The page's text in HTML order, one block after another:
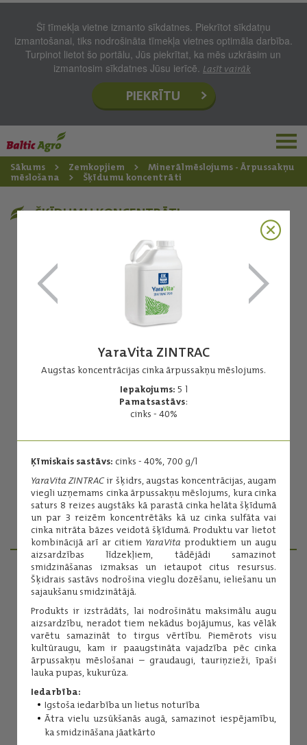
Šī tīmekļa vietne izmanto sīkdatnes. Piekrītot sīkdatņu
izmantošanai, tiks nodrošināta tīmekļa vietnes optimāla darbība.
Turpinot lietot šo portālu, Jūs piekrītat, ka mēs uzkrāsim un
izmantosim sīkdatnes Jūsu ierīcē. Lasīt vairāk
PIEKRĪTU
Sākums Zemkopjiem
Minerālmēslojums - Ārpussakņu
mēslošana
Šķīdumu koncentrāti
YaraVita ZINTRAC
Augstas koncentrācijas cinka ārpussakņu mēslojums.
Iepakojums: 5 l
Pamatsastāvs:
cinks - 40%
Ķīmiskais sastāvs: cinks - 40%, 700 g/l
YaraVita ZINTRACir šķidrs, augstas koncentrācijas, augam
viegli uzņemams cinka ārpussakņu mēslojums, kura cinka
saturs 8 reizes augstāks kā parastā cinka helāta šķīdumā
un par 3 reizēm koncentrētāks kā uz cinka sulfāta vai
cinka nitrāta bāzes veidotā šķīdumā. Produktu var lietot
kombinācijā arī ar citiem YaraVitaproduktiem un augu
aizsardzības līdzekļiem, tādējādi samazinot
smidzināšanas izmaksas un ietaupot citus resursus.
Šķidrais sastāvs nodrošina vieglu dozēšanu, ieliešanu un
sajaukšanu smidzinātājā.
Produkts ir izstrādāts, lai nodrošinātu maksimālu augu
aizsardzību, neradot tiem nekādus bojājumus, kas vēlāk
varētu samazināt to tirgus vērtību. Piemērots visu
kultūraugu, kam ir paaugstināta vajadzība pēc cinka
ārpussakņu mēslošanai – graudaugi, tauriņzieži, īpaši
lauka pupas, kukurūza.
Iedarbība:
Igstoša iedarbība un lietus noturība
Ātra vielu uzsūkšanās augā, samazinot iespējamību,
ka smidzināšana jāatkārto
ŠĶĪDUMU KONCENTRĀTI
YaraVita BRASSITREL BIO
Ārpussakņu mēslojums, kas satur rapsim būtiskos
Pamatsastāvs:
kopējais slāpeklis - 75 g/l
Lasīt vairāk
PRODUKTU MENEDŽERI
Aiga Tillere
Šķistošie, atklātā lauka